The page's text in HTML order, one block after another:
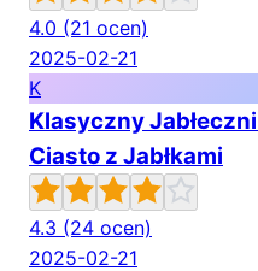
4.0 (21 ocen)
2025-02-21
K
Klasyczny
Ciasto z Jabłkami
4.3 (24 ocen)
2025-02-21